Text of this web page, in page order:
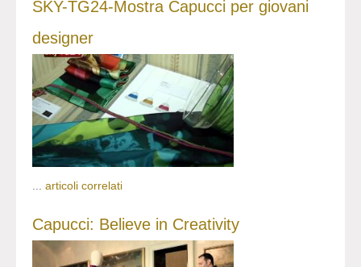
SKY-TG24-Mostra Capucci per giovani
designer
... articoli correlati
Capucci: Believe in Creativity